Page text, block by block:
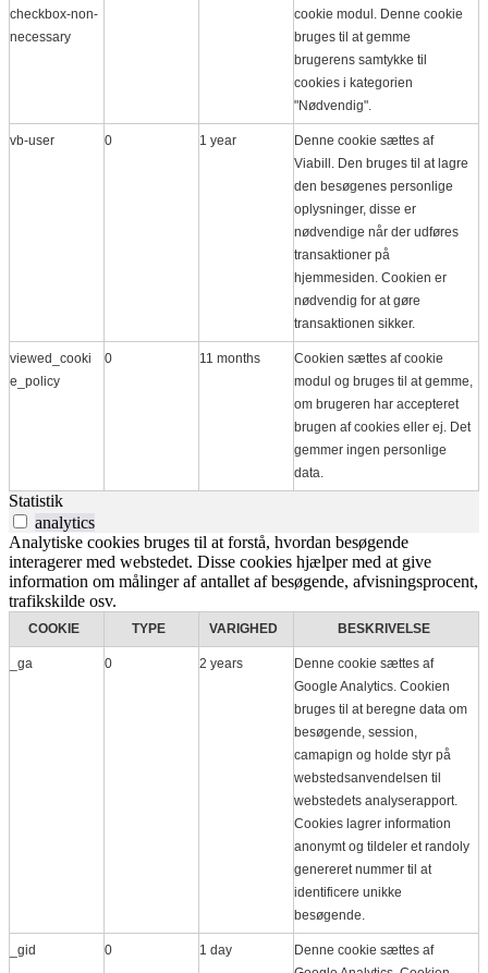
checkbox-non-
necessary
cookie modul. Denne cookie
bruges til at gemme
brugerens samtykke til
cookies i kategorien
"Nødvendig".
vb-user 0 1 year
Denne cookie sættes af
Viabill. Den bruges til at lagre
den besøgenes personlige
oplysninger, disse er
nødvendige når der udføres
transaktioner på
hjemmesiden. Cookien er
nødvendig for at gøre
transaktionen sikker.
viewed_cooki
e_policy
0 11 months
Cookien sættes af cookie
modul og bruges til at gemme,
om brugeren har accepteret
brugen af ​​cookies eller ej. Det
gemmer ingen personlige
data.
Statistik
analytics
Analytiske cookies bruges til at forstå, hvordan besøgende
interagerer med webstedet. Disse cookies hjælper med at give
information om målinger af antallet af besøgende, afvisningsprocent,
trafikskilde osv.
COOKIE TYPE VARIGHED BESKRIVELSE
_ga 0 2 years
Denne cookie sættes af
Google Analytics. Cookien
bruges til at beregne data om
besøgende, session,
camapign og holde styr på
webstedsanvendelsen til
webstedets analyserapport.
Cookies lagrer information
anonymt og tildeler et randoly
genereret nummer til at
identificere unikke
besøgende.
_gid 0 1 day
Denne cookie sættes af